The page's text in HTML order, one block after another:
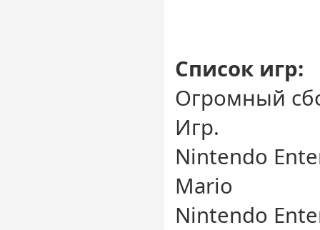
Список игр:
Огромный
Игр.
Nintendo
Mario
Nintendo